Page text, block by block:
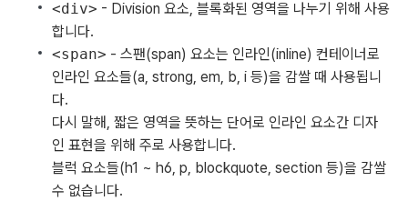
<div> - Division 요소, 블록화된 영역을 나누기 위해 사용
합니다.
<span> - 스팬(span) 요소는 인라인(inline) 컨테이너로
인라인 요소들(a, strong, em, b, i 등)을 감쌀 때 사용됩니
다.
다시 말해, 짧은 영역을 뜻하는 단어로 인라인 요소간 디자
인 표현을 위해 주로 사용합니다.
블럭 요소들(h1 ~ h6, p, blockquote, section 등)을 감쌀
수 없습니다.